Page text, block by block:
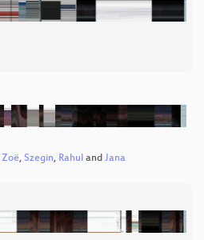
Zoë, Szegin, Rahul and Jana